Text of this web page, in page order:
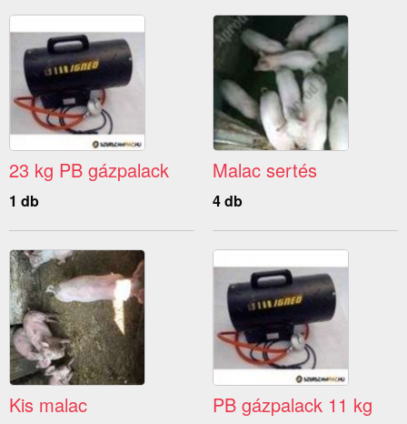
23 kg PB gázpalack
1 db
Malac sertés
4 db
Kis malac PB gázpalack 11 kg